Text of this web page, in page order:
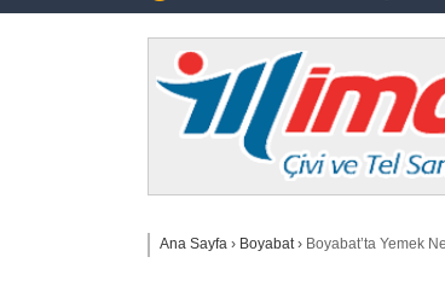
Çeken Paylaşım
Ana Sayfa › Boyabat› Boyabat’ta Yemek